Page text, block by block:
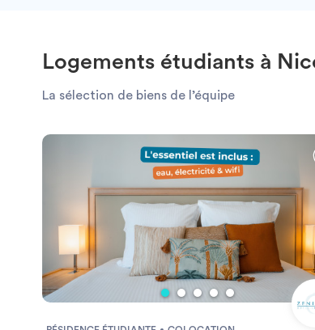
Logements étudiants à
La sélection de biens de l’équipe